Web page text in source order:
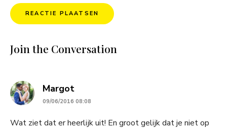
Join the Conversation
Margotsays:
09/06/2016 08:08
Wat ziet dat er heerlijk uit! En groot gelijk dat je niet op